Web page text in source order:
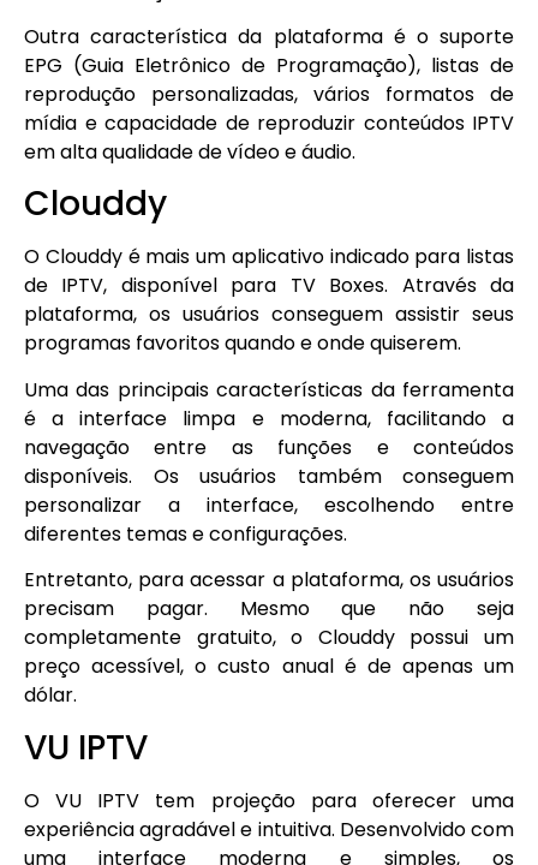
Outra característica da plataforma é o suporte
EPG (Guia Eletrônico de Programação), listas de
reprodução personalizadas, vários formatos de
mídia e capacidade de reproduzir conteúdos IPTV
em alta qualidade de vídeo e áudio.
Clouddy
O Clouddy é mais um aplicativo indicado para listas
de IPTV, disponível para TV Boxes. Através da
plataforma, os usuários conseguem assistir seus
programas favoritos quando e onde quiserem.
Uma das principais características da ferramenta
é a interface limpa e moderna, facilitando a
navegação entre as funções e conteúdos
disponíveis. Os usuários também conseguem
personalizar a interface, escolhendo entre
diferentes temas e configurações.
Entretanto, para acessar a plataforma, os usuários
precisam pagar. Mesmo que não seja
completamente gratuito, o Clouddy possui um
preço acessível, o custo anual é de apenas um
dólar.
VU IPTV
O VU IPTV tem projeção para oferecer uma
experiência agradável e intuitiva. Desenvolvido com
uma interface moderna e simples, os